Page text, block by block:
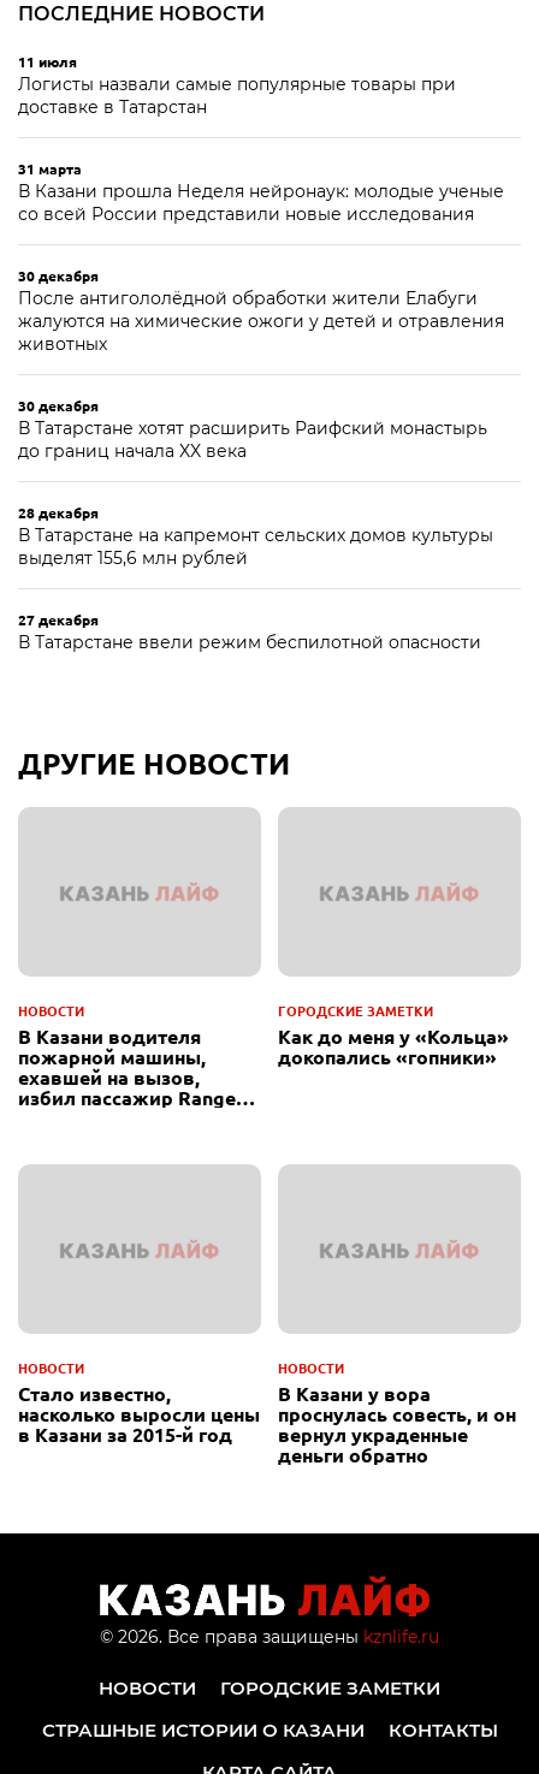
ПОСЛЕДНИЕ НОВОСТИ
11 июля
Логисты назвали самые популярные товары при
доставке в Татарстан
31 марта
В Казани прошла Неделя нейронаук: молодые ученые
со всей России представили новые исследования
30 декабря
После антигололёдной обработки жители Елабуги
жалуются на химические ожоги у детей и отравления
животных
30 декабря
В Татарстане хотят расширить Раифский монастырь
до границ начала XX века
28 декабря
В Татарстане на капремонт сельских домов культуры
выделят 155,6 млн рублей
27 декабря
В Татарстане ввели режим беспилотной опасности
ДРУГИЕ НОВОСТИ
НОВОСТИ
В Казани водителя
пожарной машины,
ехавшей на вызов,
избил пассажир Range
ГОРОДСКИЕ ЗАМЕТКИ
Как до меня у «Кольца»
докопались «гопники»
НОВОСТИ
Стало известно,
насколько выросли цены
в Казани за 2015-й год
НОВОСТИ
В Казани у вора
проснулась совесть, и он
вернул украденные
деньги обратно
© 2026. Все права защищены kznlife.ru
НОВОСТИ
ГОРОДСКИЕ ЗАМЕТКИ
СТРАШНЫЕ ИСТОРИИ О КАЗАНИ
КОНТАКТЫ